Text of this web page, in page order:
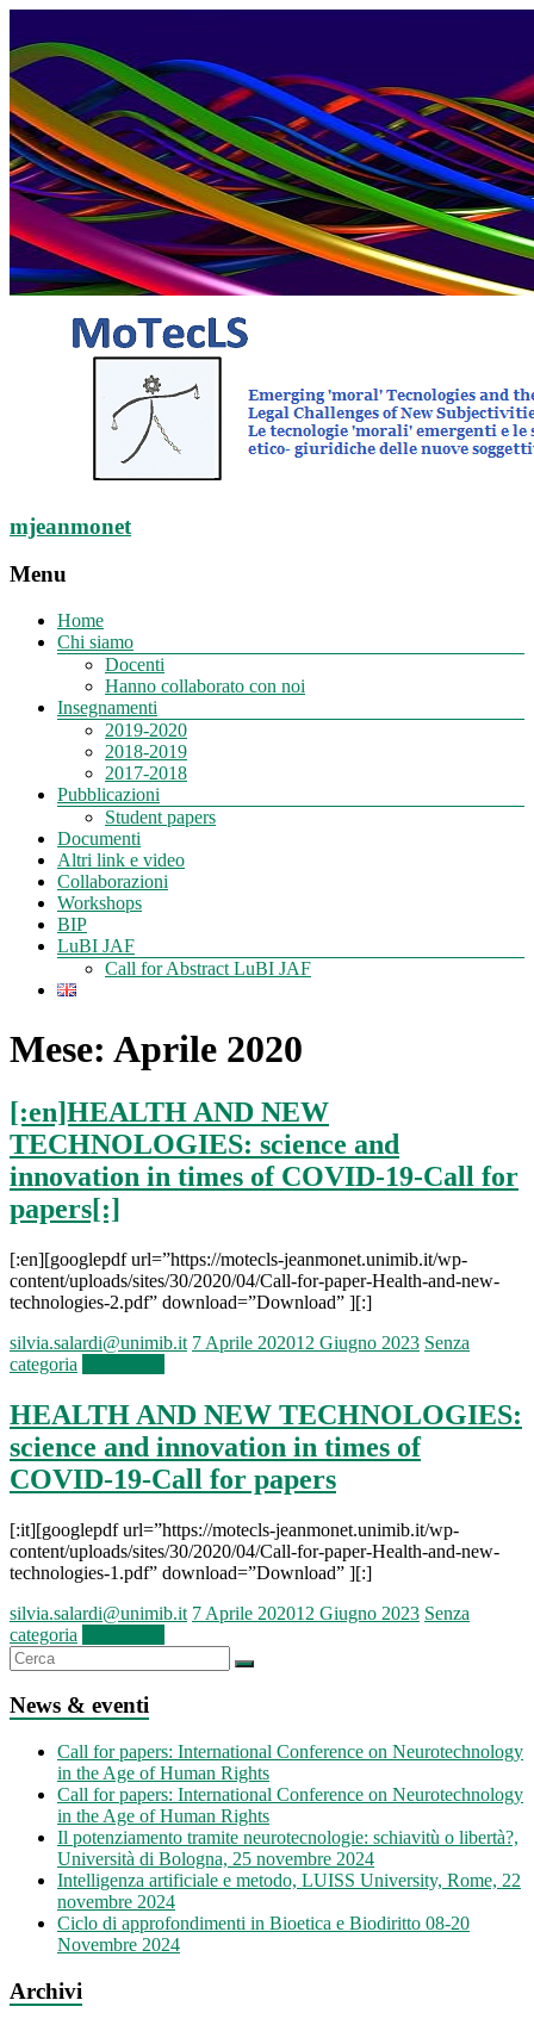
mjeanmonet
Menu
Home
Chi siamo
Docenti
Hanno collaborato con noi
Insegnamenti
2019-2020
2018-2019
2017-2018
Pubblicazioni
Student papers
Documenti
Altri link e video
Collaborazioni
Workshops
BIP
LuBI JAF
Call for Abstract LuBI JAF
Mese: Aprile 2020
[:en]HEALTH AND NEW
TECHNOLOGIES: science and
innovation in times of COVID-19-Call for
papers[:]
[:en][googlepdf url=”https://motecls-jeanmonet.unimib.it/wp-
content/uploads/sites/30/2020/04/Call-for-paper-Health-and-new-
technologies-2.pdf” download=”Download” ][:]
silvia.salardi@unimib.it 7 Aprile 202012 Giugno 2023 Senza
categoria
HEALTH AND NEW TECHNOLOGIES:
science and innovation in times of
COVID-19-Call for papers
[:it][googlepdf url=”https://motecls-jeanmonet.unimib.it/wp-
content/uploads/sites/30/2020/04/Call-for-paper-Health-and-new-
technologies-1.pdf” download=”Download” ][:]
silvia.salardi@unimib.it 7 Aprile 202012 Giugno 2023 Senza
categoria
News & eventi
Call for papers: International Conference on Neurotechnology
in the Age of Human Rights
Call for papers: International Conference on Neurotechnology
in the Age of Human Rights
Il potenziamento tramite neurotecnologie: schiavitù o libertà?,
Università di Bologna, 25 novembre 2024
Intelligenza artificiale e metodo, LUISS University, Rome, 22
novembre 2024
Ciclo di approfondimenti in Bioetica e Biodiritto 08-20
Novembre 2024
Archivi